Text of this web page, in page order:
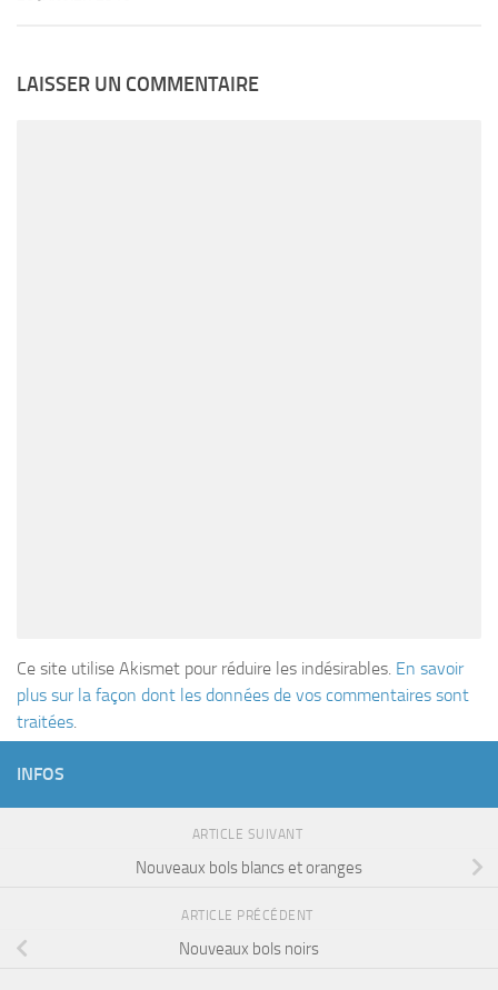
LAISSER UN COMMENTAIRE
Ce site utilise Akismet pour réduire les indésirables. En savoir
plus sur la façon dont les données de vos commentaires sont
traitées.
INFOS
ARTICLE SUIVANT
Nouveaux bols blancs et oranges
ARTICLE PRÉCÉDENT
Nouveaux bols noirs